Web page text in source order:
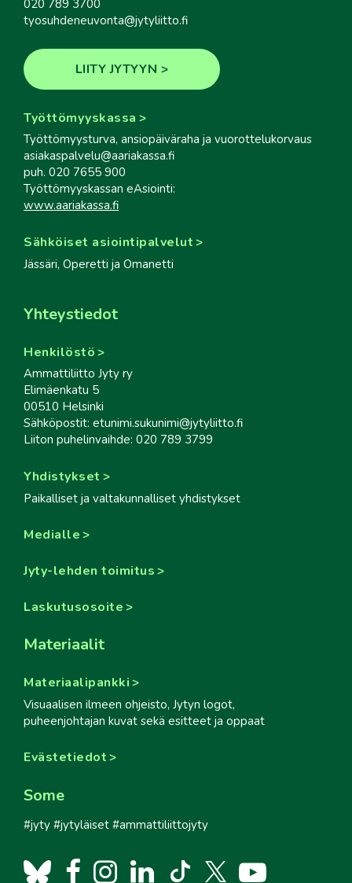
020 789 3700
tyosuhdeneuvonta@jytyliitto.fi
LIITY JYTYYN
Työttömyyskassa
Työttömyysturva, ansiopäiväraha ja vuorottelukorvaus
asiakaspalvelu@aariakassa.fi
puh. 020 7655 900
Työttömyyskassan eAsiointi:
www.aariakassa.fi
Sähköiset asiointipalvelut
Jässäri, Operetti ja Omanetti
Yhteystiedot
Henkilöstö
Ammattiliitto Jyty ry
Elimäenkatu 5
00510 Helsinki
Sähköpostit: etunimi.sukunimi@jytyliitto.fi
Liiton puhelinvaihde: 020 789 3799
Yhdistykset
Paikalliset ja valtakunnalliset yhdistykset
Medialle
Jyty-lehden toimitus
Laskutusosoite
Materiaalit
Materiaalipankki
Visuaalisen ilmeen ohjeisto, Jytyn logot,
puheenjohtajan kuvat sekä esitteet ja oppaat
Evästetiedot
Some
#jyty #jytyläiset #ammattiliittojyty